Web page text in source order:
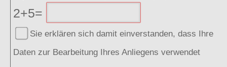
2+5=
Sie erklären sich damit einverstanden, dass Ihre
Daten zur Bearbeitung Ihres Anliegens verwendet